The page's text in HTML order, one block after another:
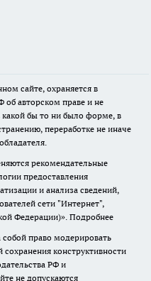
сайте, охраняется в
об авторском праве и не
бы то ни было форме, в
переработке не иначе
рекомендательные
предоставления
и анализа сведений,
сети "Интернет",
Федерации)». Подробнее
право модерировать
конструктивности
РФ и
не допускаются